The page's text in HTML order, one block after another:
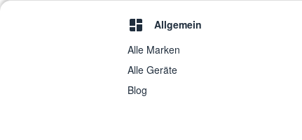
Allgemein
Alle Marken
Alle Geräte
Blog